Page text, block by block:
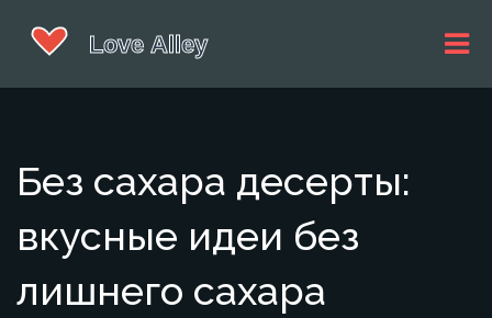
Без сахара десерты:
вкусные идеи без
лишнего сахара